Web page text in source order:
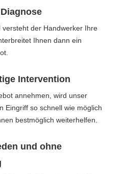
versteht der Handwerker Ihre
Ihnen dann ein
Intervention
annehmen, wird unser
Eingriff so schnell wie möglich
bestmöglich weiterhelfen.
und ohne